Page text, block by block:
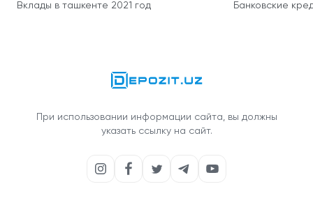
Вклады в ташкенте 2021 год Банковские
При использовании информации сайта, вы должны
указать ссылку на сайт.